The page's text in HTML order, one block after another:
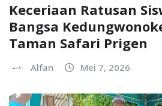
Keceriaan Ratusan
Bangsa
Taman Safari Prigen
Alfan Mei 7, 2026